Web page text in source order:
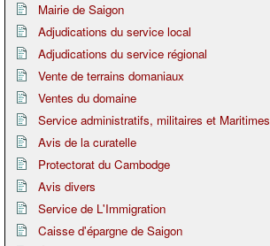
Mairie de Saigon
Adjudications du service local
Adjudications du service régional
Vente de terrains domaniaux
Ventes du domaine
Service administratifs, militaires et Maritimes
Avis de la curatelle
Protectorat du Cambodge
Avis divers
Service de L'Immigration
Caisse d'épargne de Saigon